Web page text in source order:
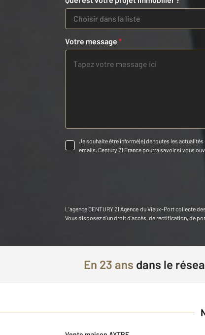
Choisir dans la liste
Votre message *
Je souhaite être informé(e) de toutes les
emails. Century 21 France pourra savoir si vous
L'agenceCENTURY 21 Agence du Vieux-Portcollecte
Vous disposez d'un droit d'accès, de rectification, de
En 23 ans dans le